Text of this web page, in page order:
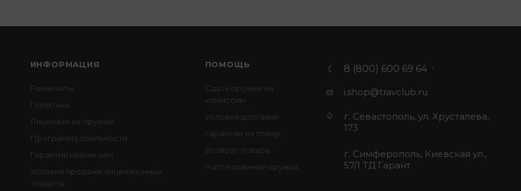
ИНФОРМАЦИЯ
Реквизиты
Политика
Лицензия на оружие
Программа лояльности
Гарантия низких цен
Условия продажи лицензионных
товаров
ПОМОЩЬ
Сдать оружие на
комиссию
Условия доставки
Гарантия на товар
Возврат товара
Наследование оружия
8 (800) 600 69 64
i.shop@travclub.ru
г. Севастополь, ул. Хрусталева,
173
г. Симферополь, Киевская ул.,
57/1 ТД Гарант